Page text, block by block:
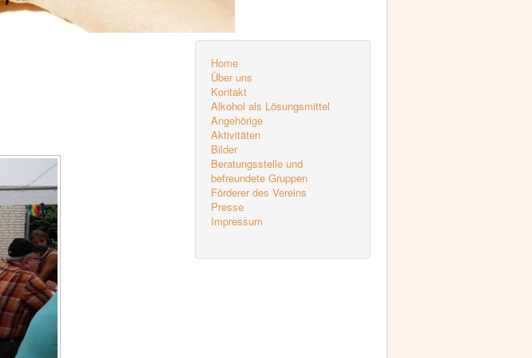
Home
Über uns
Kontakt
Alkohol als Lösungsmittel
Angehörige
Aktivitäten
Bilder
Beratungsstelle und
befreundete Gruppen
Förderer des Vereins
Presse
Impressum